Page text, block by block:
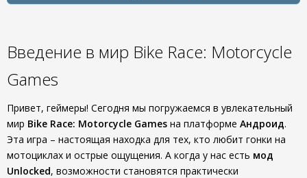
Введение в мир Bike Race: Motorcycle
Games
Привет, геймеры! Сегодня мы погружаемся в увлекательный
мир Bike Race: Motorcycle Games на платформе Андроид.
Эта игра – настоящая находка для тех, кто любит гонки на
мотоциклах и острые ощущения. А когда у нас есть мод
Unlocked, возможности становятся практически